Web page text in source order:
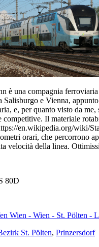
è una compagnia
Salisburgo e Vienna,
e, per quanto visto da me,
competitive. Il materiale
en.wikipedia.org/wiki/
orari, che percorrono
velocità della linea.
80D
Wien - Wien - St. Pölten -
St. Pölten, Prinzersdorf